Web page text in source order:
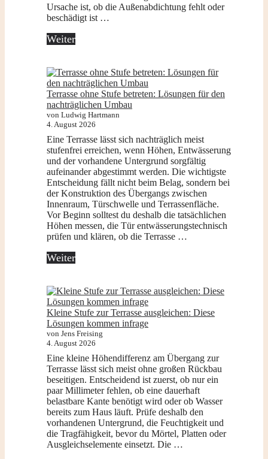
Ursache ist, ob die Außenabdichtung fehlt oder
beschädigt ist …
Weiter
Terrasse ohne Stufe betreten: Lösungen für den
nachträglichen Umbau
von Ludwig Hartmann
4. August 2026
Eine Terrasse lässt sich nachträglich meist
stufenfrei erreichen, wenn Höhen, Entwässerung
und der vorhandene Untergrund sorgfältig
aufeinander abgestimmt werden. Die wichtigste
Entscheidung fällt nicht beim Belag, sondern bei
der Konstruktion des Übergangs zwischen
Innenraum, Türschwelle und Terrassenfläche.
Vor Beginn solltest du deshalb die tatsächlichen
Höhen messen, die Tür entwässerungstechnisch
prüfen und klären, ob die Terrasse …
Weiter
Kleine Stufe zur Terrasse ausgleichen: Diese
Lösungen kommen infrage
von Jens Freising
4. August 2026
Eine kleine Höhendifferenz am Übergang zur
Terrasse lässt sich meist ohne großen Rückbau
beseitigen. Entscheidend ist zuerst, ob nur ein
paar Millimeter fehlen, ob eine dauerhaft
belastbare Kante benötigt wird oder ob Wasser
bereits zum Haus läuft. Prüfe deshalb den
vorhandenen Untergrund, die Feuchtigkeit und
die Tragfähigkeit, bevor du Mörtel, Platten oder
Ausgleichselemente einsetzt. Die …